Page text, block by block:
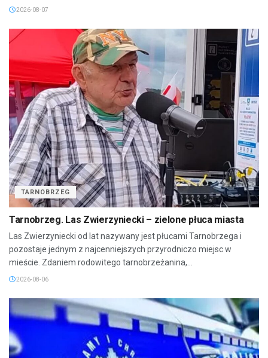
2026-08-07
TARNOBRZEG
Tarnobrzeg. Las Zwierzyniecki – zielone płuca miasta
Las Zwierzyniecki od lat nazywany jest płucami Tarnobrzega i
pozostaje jednym z najcenniejszych przyrodniczo miejsc w
mieście. Zdaniem rodowitego tarnobrzeżanina,...
2026-08-06